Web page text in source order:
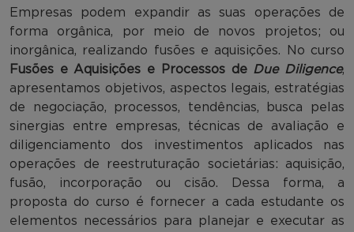
Empresas podem expandir as suas operações de
forma orgânica, por meio de novos projetos; ou
inorgânica, realizando fusões e aquisições. No curso
Fusões e Aquisições e Processos de Due Diligence,
apresentamos objetivos, aspectos legais, estratégias
de negociação, processos, tendências, busca pelas
sinergias entre empresas, técnicas de avaliação e
diligenciamento dos investimentos aplicados nas
operações de reestruturação societárias: aquisição,
fusão, incorporação ou cisão. Dessa forma, a
proposta do curso é fornecer a cada estudante os
elementos necessários para planejar e executar as